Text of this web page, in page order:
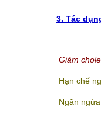
3. Tác
Giảm
Hạn chế
Ngăn